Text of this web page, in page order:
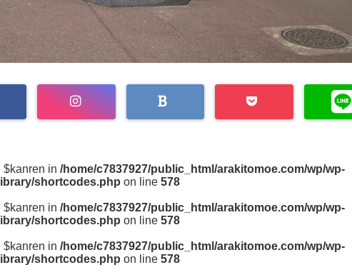
$kanren in /home/c7837927/public_html/arakitomoe.com/wp/wp-
shortcodes.php on line 578
$kanren in /home/c7837927/public_html/arakitomoe.com/wp/wp-
shortcodes.php on line 578
$kanren in /home/c7837927/public_html/arakitomoe.com/wp/wp-
shortcodes.php on line 578